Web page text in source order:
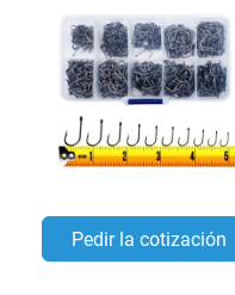
Pedir la cotización